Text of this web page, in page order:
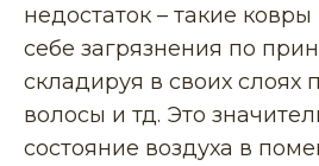
недостаток – такие
себе загрязнения по
складируя в своих слоях
волосы и тд. Это
состояние воздуха в